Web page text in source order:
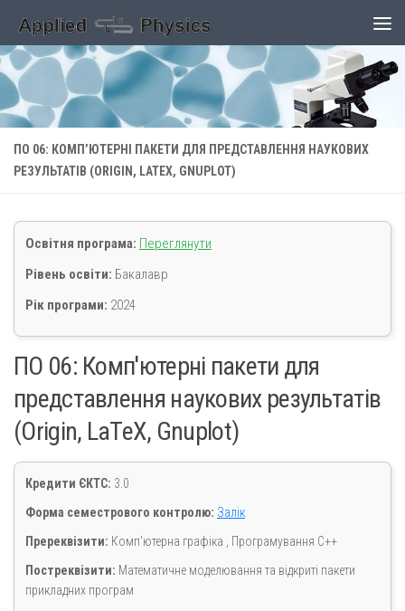
Skip to content
ПО 06: КОМП’ЮТЕРНІ ПАКЕТИ ДЛЯ ПРЕДСТАВЛЕННЯ НАУКОВИХ
РЕЗУЛЬТАТІВ (ORIGIN, LATEX, GNUPLOT)
Освітня програма: Переглянути
Рівень освіти: Бакалавр
Рік програми: 2024
ПО 06: Комп'ютерні пакети для
представлення наукових результатів
(Origin, LaTeX, Gnuplot)
Кредити ЄКТС: 3.0
Форма семестрового контролю: Залік
Пререквізити: Комп'ютерна графіка , Програмування С++
Постреквізити: Математичне моделювання та відкриті пакети
прикладних програм